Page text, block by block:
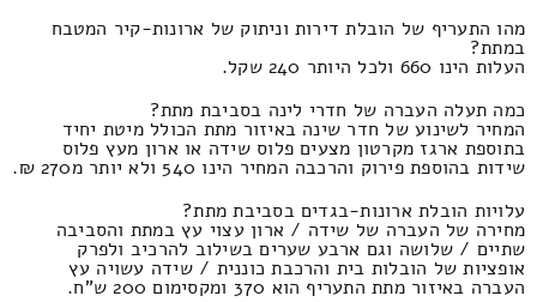
מהו התעריף של הובלת דירות וניתוק של ארונות-קיר המטבח
במתת?
העלות הינו 660 ולכל היותר 240 שקל.
כמה תעלה העברה של חדרי לינה בסביבת מתת?
המחיר לשינוע של חדר שינה באיזור מתת הכולל מיטת יחיד
בתוספת ארגז מקרטון מצעים פלוס שידה או ארון מעץ פלוס
שידות בהוספת פירוק והרכבה המחיר הינו 540 ולא יותר מ270 ₪.
עלויות הובלת ארונות-בגדים בסביבת מתת?
מחירה של העברה של שידה / ארון עצוי עץ במתת והסביבה
שתיים / שלושה וגם ארבע שערים בשילוב להרכיב ולפרק
אופציות של הובלות בית והרכבת כוננית / שידה עשויה עץ
העברה באיזור מתת התעריף הוא 370 ומקסימום 200 ש"ח.